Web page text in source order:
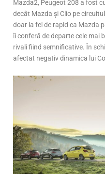
Mazda2, Peugeot 208 a fost
decât Mazda și Clio pe
doar la fel de rapid ca Mazda
îi conferă de departe cele mai
rivali fiind semnificative. În
afectat negativ dinamica lui